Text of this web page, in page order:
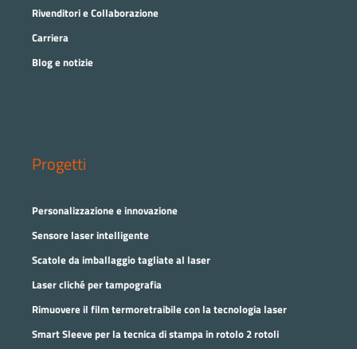
Rivenditori e Collaborazione
Carriera
Blog e notizie
Progetti
Personalizzazione e innovazione
Sensore laser intelligente
Scatole da imballaggio tagliate al laser
Laser cliché per tampografia
Rimuovere il film termoretraibile con la tecnologia laser
Smart Sleeve per la tecnica di stampa in rotolo 2 rotoli